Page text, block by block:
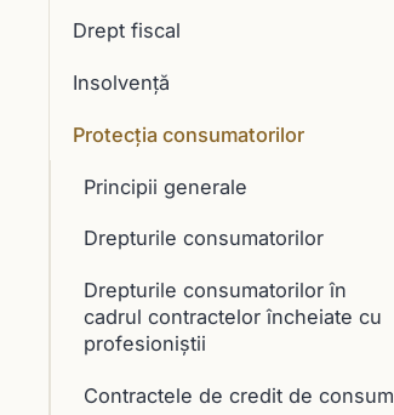
Drept fiscal
Insolvență
Protecția consumatorilor
Principii generale
Drepturile consumatorilor
Drepturile consumatorilor în
cadrul contractelor încheiate cu
profesioniştii
Contractele de credit de consum